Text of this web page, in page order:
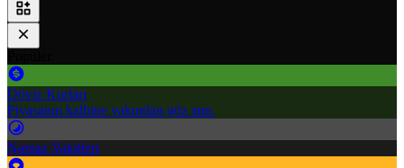
Döviz Kurları
Piyasanın kalbine yakından göz atın.
Namaz Vakitleri